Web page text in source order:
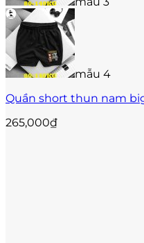
phẩm
mẫu 4
Quần short thun nam
265,000₫